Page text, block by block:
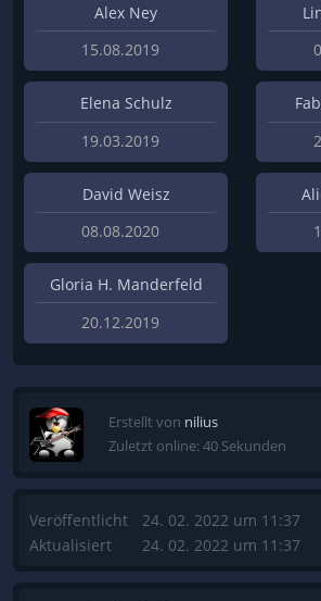
Alex Ney
15.08.2019
Elena Schulz
19.03.2019
David Weisz
08.08.2020
Gloria H. Manderfeld
20.12.2019
Erstellt von nilius
Zuletzt online: 40 Sekunden
Veröffentlicht
Aktualisiert
24. 02. 2022 um 11:37
24. 02. 2022 um 11:37